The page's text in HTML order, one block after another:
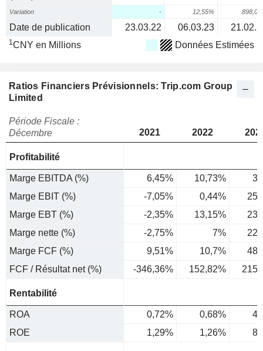
Variation - 12,55%
Date de publication 23.03.22 06.03.23
1CNY en Millions Données Estimées
Ratios Financiers Prévisionnels: Trip.com Group
Limited
Période Fiscale :
Décembre
2021 2022
Profitabilité
Marge EBITDA (%) 6,45% 10,73%
Marge EBIT (%)
-7,05% 0,44%
Marge EBT (%)
-2,35% 13,15%
Marge nette (%)
-2,75% 7%
Marge FCF (%)
9,51% 10,7%
FCF / Résultat net (%)
-346,36% 152,82%
Rentabilité
ROA 0,72% 0,68%
ROE
1,29% 1,26%